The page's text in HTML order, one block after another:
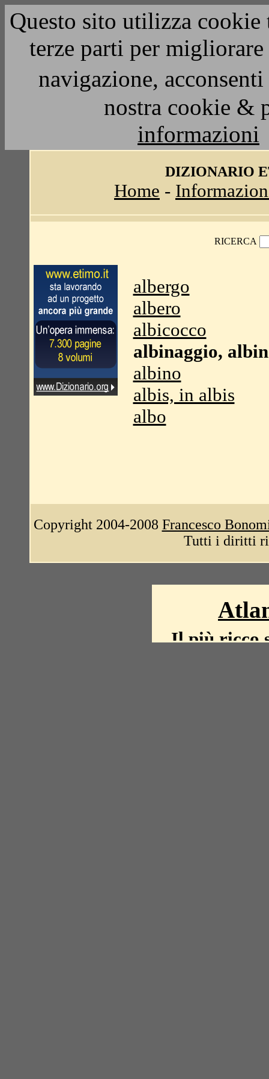
Questo sito utilizza
terze parti per
navigazione,
nostra cookie &
informazioni
DIZIONARIO
Home -
RICERCA
albergo
albero
albicocco
albinaggio,
albino
albis, in albis
albo
Copyright 2004-2008 Francesco
Tutti i diritti
Il più ricco